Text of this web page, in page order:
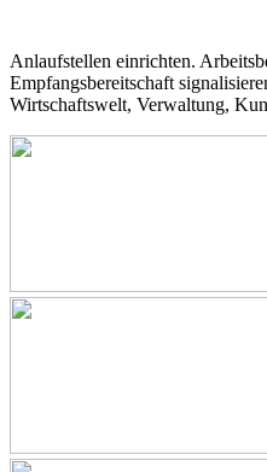
Anlaufstellen einrichten.
Empfangsbereitschaft
Wirtschaftswelt, Verwaltung,